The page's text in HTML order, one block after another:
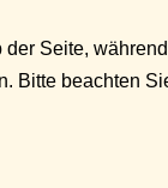
Seite,
beachten